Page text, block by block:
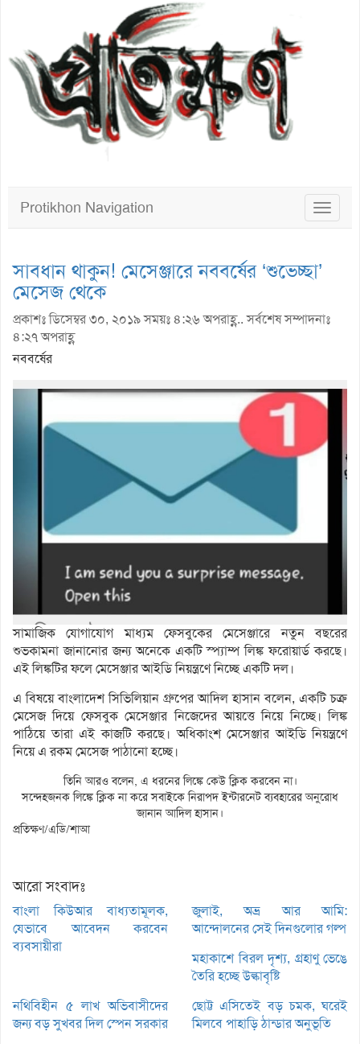
Toggle
Protikhon Navigation
সাবধান থাকুন! মেসেঞ্জারে নববর্ষের ‘শুভেচ্ছা’
মেসেজ থেকে
প্রকাশঃ ডিসেম্বর ৩০, ২০১৯ সময়ঃ ৪:২৬ অপরাহ্ণ.. সর্বশেষ সম্পাদনাঃ
৪:২৭ অপরাহ্ণ
নববর্ষের
সামাজিক যোগাযোগ মাধ্যম ফেসবুকের মেসেঞ্জারে নতুন বছরের
শুভকামনা জানানোর জন্য অনেকে একটি স্প্যাম্প লিঙ্ক ফরোয়ার্ড করছে।
এই লিঙ্কটির ফলে মেসেঞ্জার আইডি নিয়ন্ত্রণে নিচ্ছে একটি দল।
এ বিষয়ে বাংলাদেশ সিভিলিয়ান গ্রুপের আদিল হাসান বলেন, একটি চক্র
মেসেজ দিয়ে ফেসবুক মেসেঞ্জার নিজেদের আয়ত্তে নিয়ে নিচ্ছে। লিঙ্ক
পাঠিয়ে তারা এই কাজটি করছে। অধিকাংশ মেসেঞ্জার আইডি নিয়ন্ত্রণে
নিয়ে এ রকম মেসেজ পাঠানো হচ্ছে।
তিনি আরও বলেন, এ ধরনের লিঙ্কে কেউ ক্লিক করবেন না।
সন্দেহজনক লিঙ্কে ক্লিক না করে সবাইকে নিরাপদ ইন্টারনেট ব্যবহারের অনুরোধ
জানান আদিল হাসান।
প্রতিক্ষণ/এডি/শাআ
আরো সংবাদঃ
বাংলা কিউআর বাধ্যতামূলক,
যেভাবে আবেদন করবেন
ব্যবসায়ীরা
জুলাই, অভ্র আর আমি:
আন্দোলনের সেই দিনগুলোর গল্প
মহাকাশে বিরল দৃশ্য, গ্রহাণু ভেঙে
তৈরি হচ্ছে উল্কাবৃষ্টি
নথিবিহীন ৫ লাখ অভিবাসীদের
জন্য বড় সুখবর দিল স্পেন সরকার
ছোট্ট এসিতেই বড় চমক, ঘরেই
মিলবে পাহাড়ি ঠান্ডার অনুভূতি